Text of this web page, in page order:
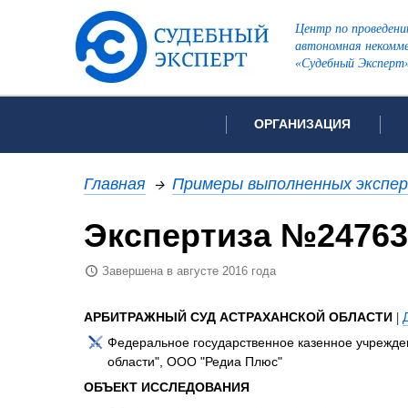
Центр по
автономная
«Судебный
ОРГАНИЗАЦИЯ
Об организации
Рекомендации
Вакансии
Политика
Список всех
Инженерно-
Главная → Примеры выполненных
Экспертиза №24763
Завершена в августе 2016 года
АРБИТРАЖНЫЙ СУД АСТРАХАНСКОЙ ОБЛАСТИ |
Федеральное государственное казенное
области", ООО "Редиа Плюс"
ОБЪЕКТ ИССЛЕДОВАНИЯ